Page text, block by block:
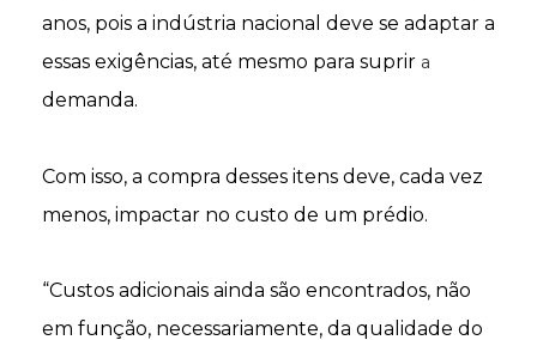
anos, pois a indústria nacional deve se adaptar a
essas exigências, até mesmo para suprir a
demanda.
Com isso, a compra desses itens deve, cada vez
menos, impactar no custo de um prédio.
“Custos adicionais ainda são encontrados, não
em função, necessariamente, da qualidade do